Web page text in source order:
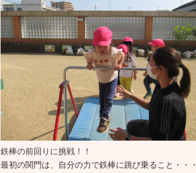
鉄棒の前回りに挑戦！！
最初の関門は、自分の力で鉄棒に跳び乗ること・・・